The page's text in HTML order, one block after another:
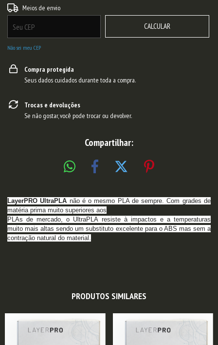
Entregas para o CEP:
Meios de envio
CALCULAR
Não sei meu CEP
Compra protegida
Seus dados cuidados durante toda a compra.
Trocas e devoluções
Se não gostar, você pode trocar ou devolver.
Compartilhar:
LayerPRO UltraPLA não é o mesmo PLA de sempre.Com grades de
matéria prima muito superiores aos
PLAs de mercado, o UltraPLA resiste à impactos e a temperaturas
muito mais altas sendo um substituto excelente para o ABS mas sem a
contração natural do material.
PRODUTOS SIMILARES